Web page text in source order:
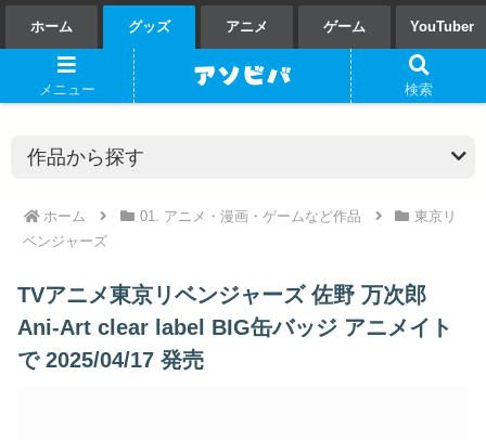
ホーム グッズ アニメ ゲーム YouTuber
ホーム 01. アニメ・漫画・ゲームなど作品
東京リ
ベンジャーズ
TVアニメ東京リベンジャーズ 佐野 万次郎
Ani-Art clear label BIG缶バッジ アニメイト
で 2025/04/17 発売
メニュー 検索